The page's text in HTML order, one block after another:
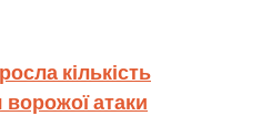
кількість
ворожої атаки